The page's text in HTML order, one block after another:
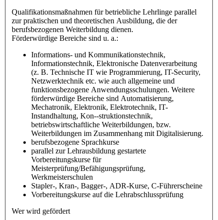
Qualifikationsmaßnahmen für betriebliche Lehrlinge parallel
zur praktischen und theoretischen Ausbildung, die der
berufsbezogenen Weiterbildung dienen.
Förderwürdige Bereiche sind u. a.:
Informations- und Kommunikationstechnik,
Informationstechnik, Elektronische Datenverarbeitung
(z. B. Technische IT wie Programmierung, IT-Security,
Netzwerktechnik etc. wie auch allgemeine und
funktionsbezogene Anwendungsschulungen. Weitere
förderwürdige Bereiche sind Automatisierung,
Mechatronik, Elektronik, Elektrotechnik, IT-
Instandhaltung, Kon--struktionstechnik,
betriebswirtschaftliche Weiterbildungen, bzw.
Weiterbildungen im Zusammenhang mit Digitalisierung.
berufsbezogene Sprachkurse
parallel zur Lehrausbildung gestartete
Vorbereitungskurse für
Meisterprüfung/Befähigungsprüfung,
Werkmeisterschulen
Stapler-, Kran-, Bagger-, ADR-Kurse, C-Führerscheine
Vorbereitungskurse auf die Lehrabschlussprüfung
Wer wird gefördert